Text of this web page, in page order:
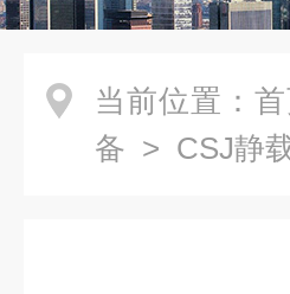
当前位置：
备 > CSJ静